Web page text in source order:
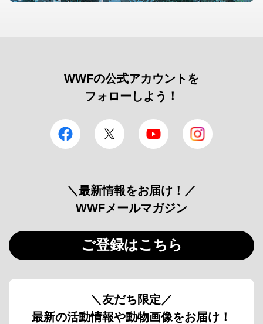
WWFの公式アカウントを
フォローしよう！
facebook Twitter YouTube
＼最新情報をお届け！／
WWFメールマガジン
ご登録はこちら
＼友だち限定／
最新の活動情報や動物画像をお届け！